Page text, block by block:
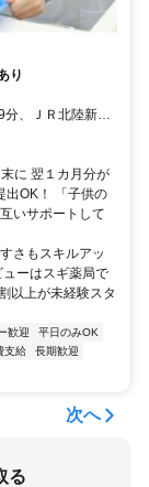
り
、ＪＲ北陸新幹
に 翌１カ月分が
出OK！ 「子供の
いサポートして
さもスキルアッ
ーはスギ薬局で
が未経験スタ
歓迎
平日のみOK
支給
長期歓迎
次へ
る